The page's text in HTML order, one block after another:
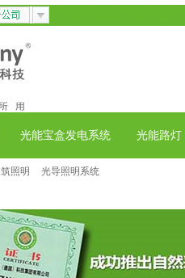
光能宝盒发电系统 光能路灯
照明 光导照明系统